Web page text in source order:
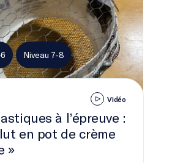
Niveau 7-8
Vidéo
à l’épreuve :
en pot de crème
»